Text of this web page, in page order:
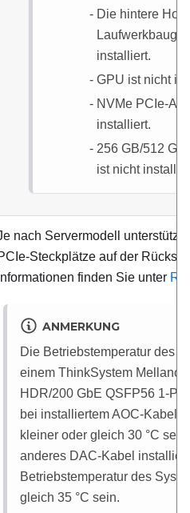
Die hintere Hot-
installiert.
GPU ist nicht
NVMe PCIe-
installiert.
256 GB/512 GB
ist nicht
nach Servermodell unterstützt
Steckplätze auf der
Informationen finden Sie unter
ANMERKUNG
Die Betriebstemperatur des
einem ThinkSystem
HDR/200 GbE QSFP56 1-
bei installiertem AOC-Kabel
kleiner oder gleich 30 °C
anderes DAC-Kabel
Betriebstemperatur des
gleich 35 °C sein.